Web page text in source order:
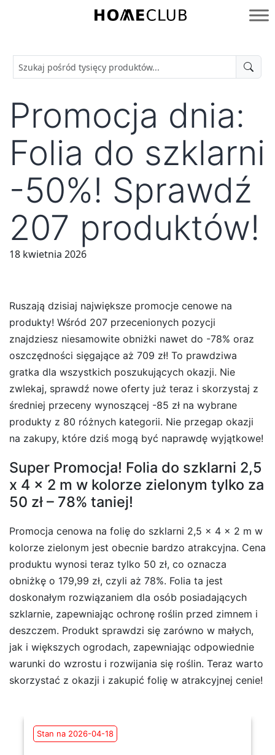
Homeclub
Promocja dnia:
Folia do szklarni
-50%! Sprawdź
207 produktów!
18 kwietnia 2026
Ruszają dzisiaj największe promocje cenowe na
produkty! Wśród 207 przecenionych pozycji
znajdziesz niesamowite obniżki nawet do -78% oraz
oszczędności sięgające aż 709 zł! To prawdziwa
gratka dla wszystkich poszukujących okazji. Nie
zwlekaj, sprawdź nowe oferty już teraz i skorzystaj z
średniej przeceny wynoszącej -85 zł na wybrane
produkty z 80 różnych kategorii. Nie przegap okazji
na zakupy, które dziś mogą być naprawdę wyjątkowe!
Super Promocja! Folia do szklarni 2,5
x 4 x 2 m w kolorze zielonym tylko za
50 zł – 78% taniej!
Promocja cenowa na folię do szklarni 2,5 x 4 x 2 m w
kolorze zielonym jest obecnie bardzo atrakcyjna. Cena
produktu wynosi teraz tylko 50 zł, co oznacza
obniżkę o 179,99 zł, czyli aż 78%. Folia ta jest
doskonałym rozwiązaniem dla osób posiadających
szklarnie, zapewniając ochronę roślin przed zimnem i
deszczem. Produkt sprawdzi się zarówno w małych,
jak i większych ogrodach, zapewniając odpowiednie
warunki do wzrostu i rozwijania się roślin. Teraz warto
skorzystać z okazji i zakupić folię w atrakcyjnej cenie!
Stan na 2026-04-18